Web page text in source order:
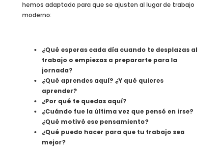
hemos adaptado para que se ajusten al lugar de trabajo
moderno:
¿Qué esperas cada día cuando te desplazas al
trabajo o empiezas a prepararte para la
jornada?
¿Qué aprendes aquí? ¿Y qué quieres
aprender?
¿Por qué te quedas aquí?
¿Cuándo fue la última vez que pensó en irse?
¿Qué motivó ese pensamiento?
¿Qué puedo hacer para que tu trabajo sea
mejor?